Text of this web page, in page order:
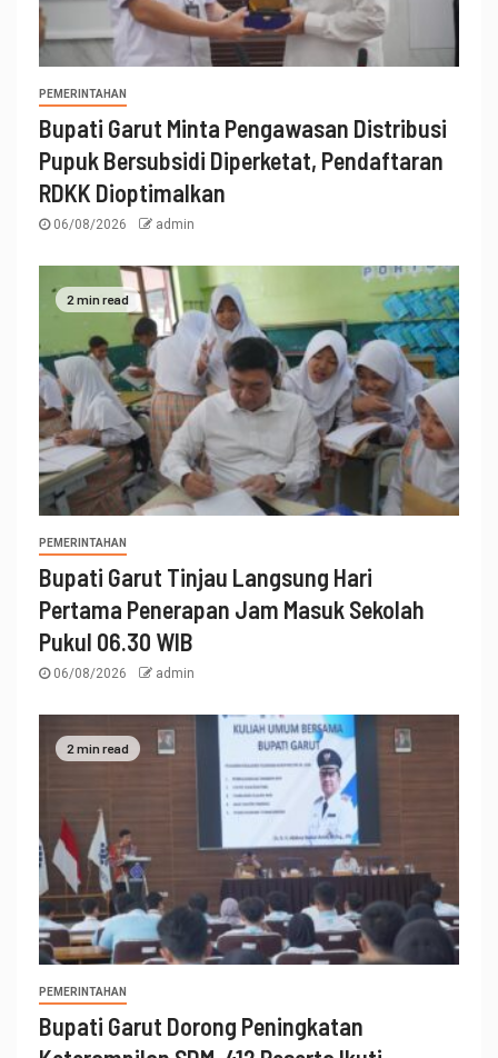
PEMERINTAHAN
Bupati Garut Minta Pengawasan Distribusi
Pupuk Bersubsidi Diperketat, Pendaftaran
RDKK Dioptimalkan
06/08/2026 admin
2 min read
PEMERINTAHAN
Bupati Garut Tinjau Langsung Hari
Pertama Penerapan Jam Masuk Sekolah
Pukul 06.30 WIB
06/08/2026 admin
2 min read
PEMERINTAHAN
Bupati Garut Dorong Peningkatan